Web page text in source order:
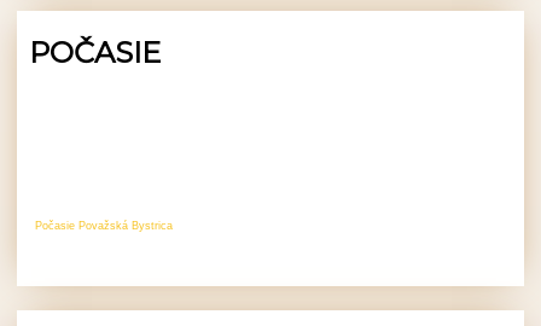
POČASIE
Počasie Považská Bystrica